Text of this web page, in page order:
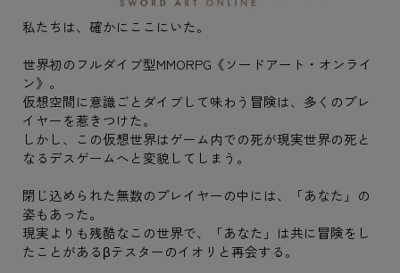
私たちは、確かにここにいた。
世界初のフルダイブ型MMORPG《ソードアート・オンライ
ン》。
仮想空間に意識ごとダイブして味わう冒険は、多くのプレ
イヤーを惹きつけた。
しかし、この仮想世界はゲーム内での死が現実世界の死と
なるデスゲームへと変貌してしまう。
閉じ込められた無数のプレイヤーの中には、「あなた」の
姿もあった。
現実よりも残酷なこの世界で、「あなた」は共に冒険をし
たことがあるβテスターのイオリと再会する。